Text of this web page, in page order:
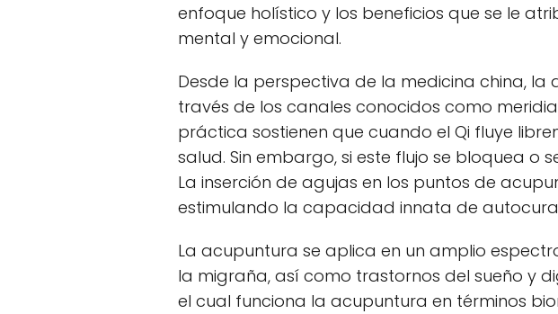
enfoque holístico y los beneficios que se le
mental y emocional.
Desde la perspectiva de la medicina china,
través de los canales conocidos como
práctica sostienen que cuando el Qi fluye
salud. Sin embargo, si este flujo se bloquea o
La inserción de agujas en los puntos de
estimulando la capacidad innata de
La acupuntura se aplica en un amplio
la migraña, así como trastornos del sueño y
el cual funciona la acupuntura en términos